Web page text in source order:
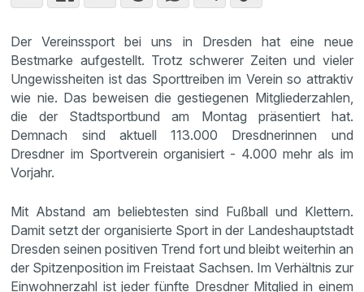
Der Vereinssport bei uns in Dresden hat eine neue
Bestmarke aufgestellt. Trotz schwerer Zeiten und vieler
Ungewissheiten ist das Sporttreiben im Verein so attraktiv
wie nie. Das beweisen die gestiegenen Mitgliederzahlen,
die der Stadtsportbund am Montag präsentiert hat.
Demnach sind aktuell 113.000 Dresdnerinnen und
Dresdner im Sportverein organisiert - 4.000 mehr als im
Vorjahr.
Mit Abstand am beliebtesten sind Fußball und Klettern.
Damit setzt der organisierte Sport in der Landeshauptstadt
Dresden seinen positiven Trend fort und bleibt weiterhin an
der Spitzenposition im Freistaat Sachsen. Im Verhältnis zur
Einwohnerzahl ist jeder fünfte Dresdner Mitglied in einem